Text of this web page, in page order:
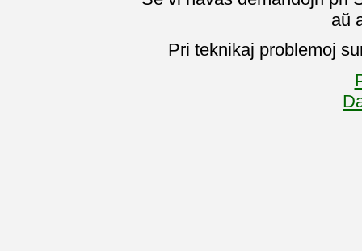
aŭ
Pri teknikaj problemoj